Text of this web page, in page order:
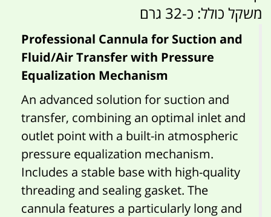
משקל כולל: כ-32 גרם
Professional Cannula for Suction and
Fluid/Air Transfer with Pressure
Equalization Mechanism
An advanced solution for suction and
transfer, combining an optimal inlet and
outlet point with a built-in atmospheric
pressure equalization mechanism.
Includes a stable base with high-quality
threading and sealing gasket. The
cannula features a particularly long and